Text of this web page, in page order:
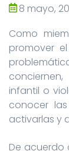
8 mayo,
Como
promover
infantil o
conocer
activarlas y
De acuerdo